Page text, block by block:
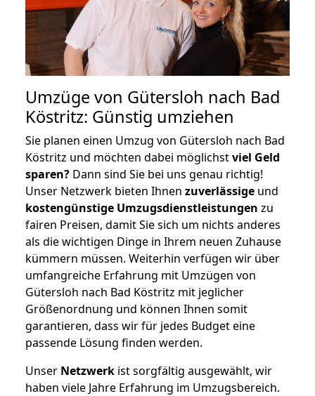
Umzüge von Gütersloh nach Bad
Köstritz: Günstig umziehen
Sie planen einen Umzug von Gütersloh nach Bad
Köstritz und möchten dabei möglichstviel Geld
sparen? Dann sind Sie bei uns genau richtig!
Unser Netzwerk bieten Ihnen zuverlässige und
kostengünstige Umzugsdienstleistungen zu
fairen Preisen, damit Sie sich um nichts anderes
als die wichtigen Dinge in Ihrem neuen Zuhause
kümmern müssen. Weiterhin verfügen wir über
umfangreiche Erfahrung mit Umzügen von
Gütersloh nach Bad Köstritz mit jeglicher
Größenordnung und können Ihnen somit
garantieren, dass wir für jedes Budget eine
passende Lösung finden werden.
Unser Netzwerk ist sorgfältig ausgewählt, wir
haben viele Jahre Erfahrung im Umzugsbereich.